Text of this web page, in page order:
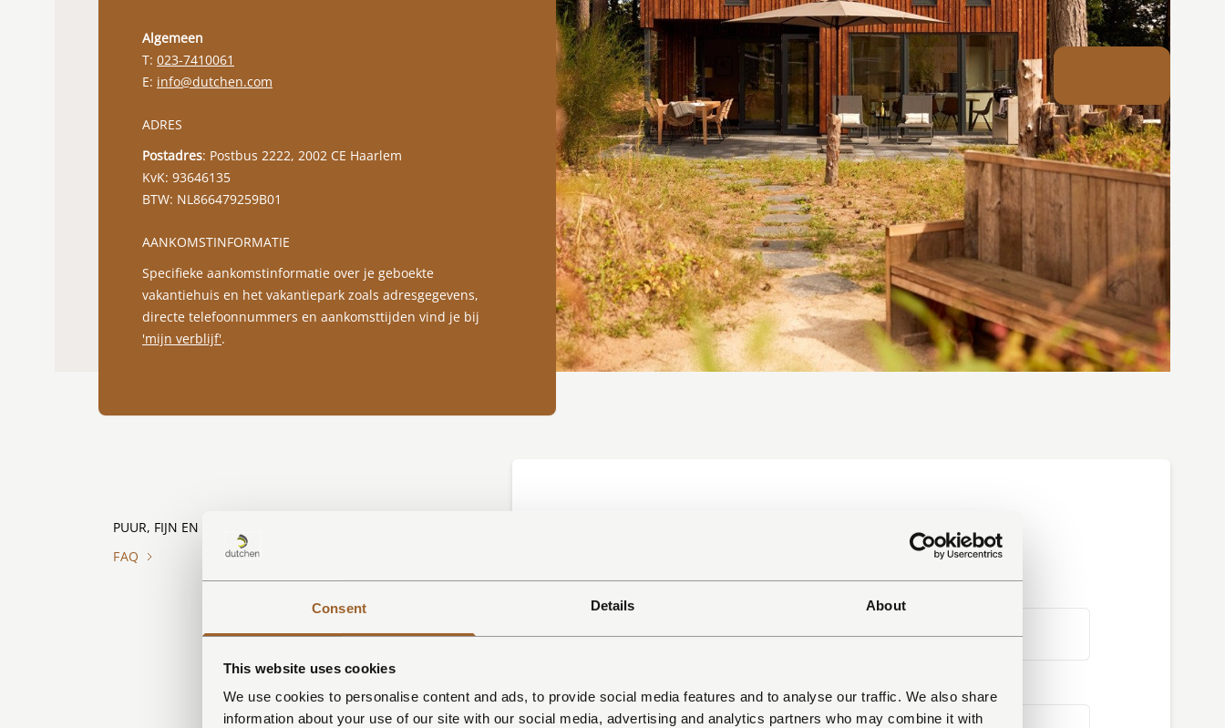
Consent Details About
This website uses cookies
We use cookies to personalise content and ads, to provide social media features and to analyse our traffic. We also share
information about your use of our site with our social media, advertising and analytics partners who may combine it with
Algemeen
T: 023-7410061
E: info@dutchen.com
ADRES
Postadres: Postbus 2222, 2002 CE Haarlem
KvK: 93646135
BTW: NL866479259B01
AANKOMSTINFORMATIE
Specifieke aankomstinformatie over je geboekte
vakantiehuis en het vakantiepark zoals adresgegevens,
directe telefoonnummers en aankomsttijden vind je bij
'mijn verblijf'.
PUUR, FIJN EN ANDERS.
FAQ